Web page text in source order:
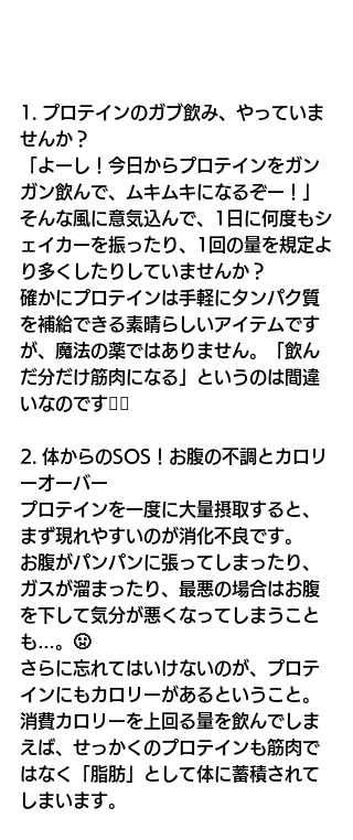
1. プロテインのガブ飲み、やっていま
せんか？
「よーし！今日からプロテインをガン
ガン飲んで、ムキムキになるぞー！」
そんな風に意気込んで、1日に何度もシ
ェイカーを振ったり、1回の量を規定よ
り多くしたりしていませんか？
確かにプロテインは手軽にタンパク質
を補給できる素晴らしいアイテムです
が、魔法の薬ではありません。「飲ん
だ分だけ筋肉になる」というのは間違
いなのです🙅‍♂️
2. 体からのSOS！お腹の不調とカロリ
ーオーバー
プロテインを一度に大量摂取すると、
まず現れやすいのが消化不良です。
お腹がパンパンに張ってしまったり、
ガスが溜まったり、最悪の場合はお腹
を下して気分が悪くなってしまうこと
も…。🤢
さらに忘れてはいけないのが、プロテ
インにもカロリーがあるということ。
消費カロリーを上回る量を飲んでしま
えば、せっかくのプロテインも筋肉で
はなく「脂肪」として体に蓄積されて
しまいます。